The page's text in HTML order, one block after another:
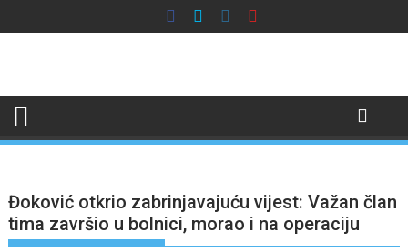
to
Đoković otkrio zabrinjavajuću vijest: Važan član
tima završio u bolnici, morao i na operaciju